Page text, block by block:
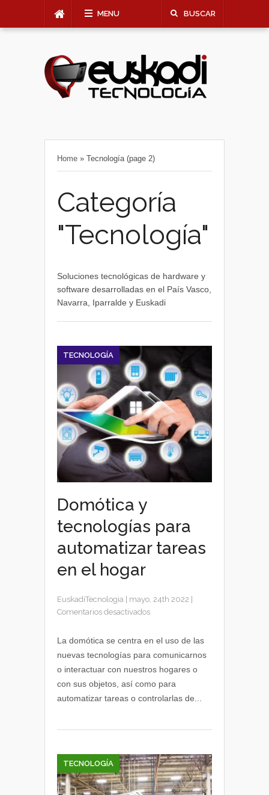
MENU BUSCAR
Home » Tecnología(page 2)
Categoría
"Tecnología"
Soluciones tecnológicas de hardware y
software desarrolladas en el País Vasco,
Navarra, Iparralde y Euskadi
TECNOLOGÍA
Domótica y
tecnologías para
automatizar tareas
en el hogar
EuskadiTecnologia mayo, 24th 2022
Comentarios desactivadosen
automatizar
tareas
en
La domótica se centra en el uso de las
nuevas tecnologías para comunicarnos
o interactuar con nuestros hogares o
con sus objetos, así como para
automatizar tareas o controlarlas de...
TECNOLOGÍA